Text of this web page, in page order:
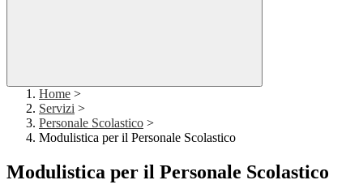
Home >
Servizi >
Personale Scolastico >
Modulistica per il Personale Scolastico
Modulistica per il Personale Scolastico